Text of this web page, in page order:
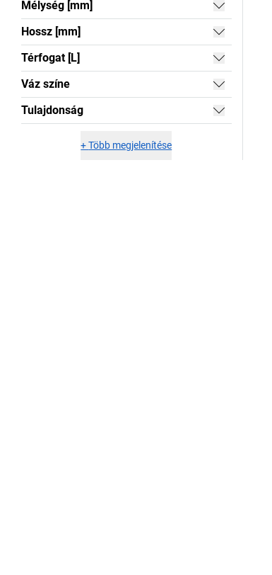
Mélység [mm]
Hossz [mm]
Térfogat [L]
Váz színe
Tulajdonság
+Több megjelenítése